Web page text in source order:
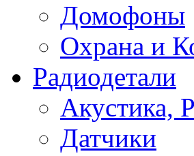
Домофоны
Охрана и
Радиодетали
Акустика,
Датчики